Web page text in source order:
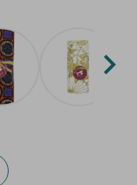
